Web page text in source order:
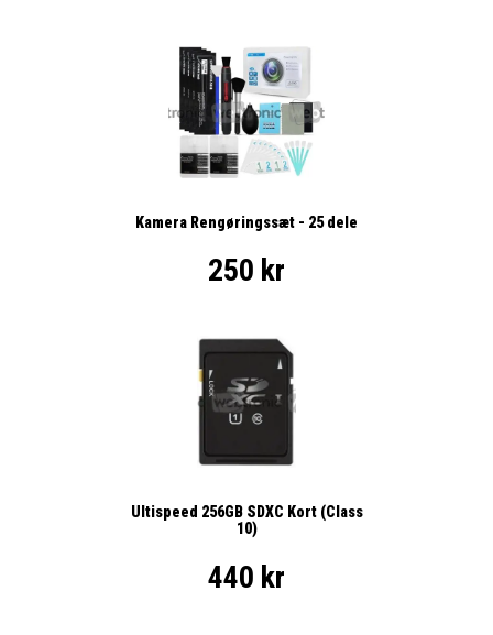
Kamera Rengøringssæt - 25 dele
250 kr
Ultispeed 256GB SDXC Kort (Class
10)
440 kr